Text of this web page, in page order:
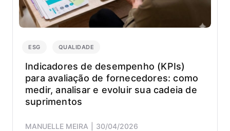
ESG QUALIDADE
Indicadores de desempenho (KPIs)
para avaliação de fornecedores: como
medir, analisar e evoluir sua cadeia de
suprimentos
MANUELLE MEIRA 30/04/2026